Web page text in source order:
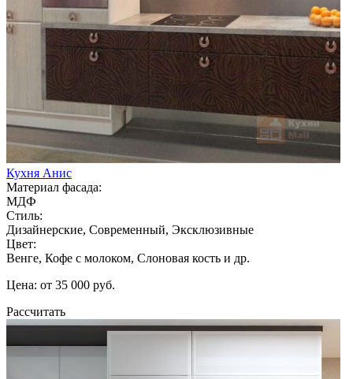
Кухня Анис
Материал фасада:
МДФ
Стиль:
Дизайнерские, Современный, Эксклюзивные
Цвет:
Венге, Кофе с молоком, Слоновая кость и др.
Цена: от 35 000 руб.
Рассчитать